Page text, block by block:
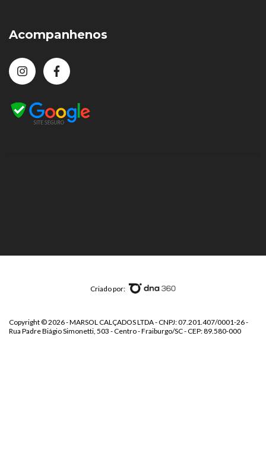
Acompanhenos
Criado por:
Copyright © 2026 - MARSOL CALÇADOS LTDA - CNPJ: 07.201.407/0001-26 -
Rua Padre Biágio Simonetti, 503 - Centro - Fraiburgo/SC - CEP: 89.580-000